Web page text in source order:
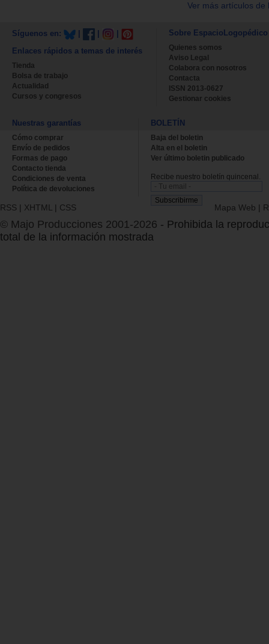
Ver más artículos
Síguenos en:
Enlaces rápidos a temas de interés
Tienda
Bolsa de trabajo
Actualidad
Cursos y congresos
Sobre EspacioLogopédico
Quienes somos
Aviso Legal
Colabora con nosotros
Contacta
ISSN 2013-0627
Gestionar cookies
Nuestras garantías
Cómo comprar
Envío de pedidos
Formas de pago
Contacto tienda
Condiciones de venta
Política de devoluciones
BOLETÍN
Baja del boletin
Alta en el boletin
Ver último boletin publicado
Recibe nuestro boletín quincenal.
RSS | XHTML | CSS Mapa Web |
© Majo Producciones 2001-2026 - Prohibida la
total de la información mostrada